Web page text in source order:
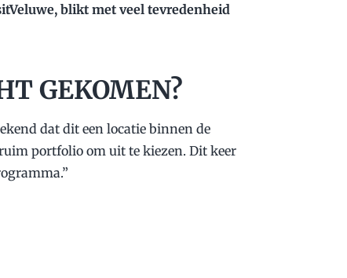
blikt met veel tevredenheid
GEKOMEN?
dat dit een locatie binnen de
portfolio om uit te kiezen. Dit keer